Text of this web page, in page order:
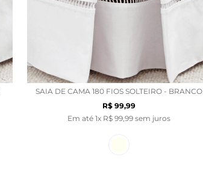
SAIA DE CAMA 180 FIOS SOLTEIRO - BRANCO
R$ 99,99
Em até1x R$ 99 ,99 sem juros